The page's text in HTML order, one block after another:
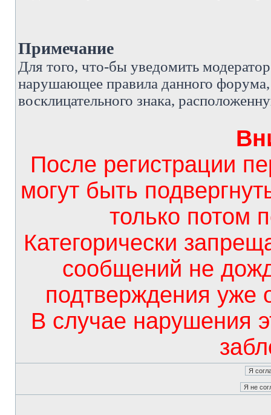
Примечание
Для того, что-бы уведомить
нарушающее правила данного форума,
восклицательного знака,
После регистрации
могут быть
только потом
Категорически
сообщений не
подтверждения уже
В случае нарушения